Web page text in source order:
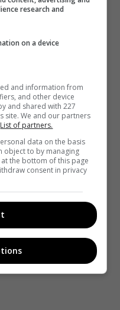
справа”»
$41 114. Партія
у сторінки
співголову
За життя»Юрія
оголошення на$29 535
реклами
Шарій. Вона в
і оплатила
коштів.
research and
on a device
and information from
and other device
and shared with 227
site. We and our partners
List of partners.
data on the basis
object to by managing
the bottom of this page
consent in privacy